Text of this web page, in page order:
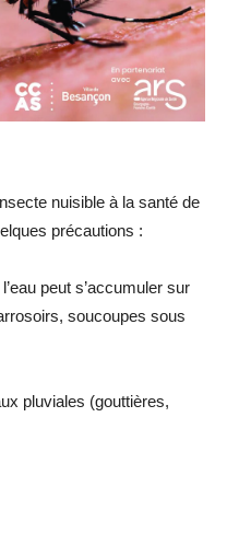
nuisible à la santé de
précautions :
peut s’accumuler sur
soucoupes sous
pluviales (gouttières,